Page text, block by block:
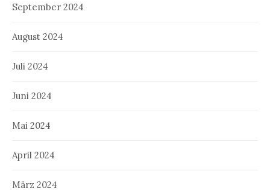
September 2024
August 2024
Juli 2024
Juni 2024
Mai 2024
April 2024
März 2024